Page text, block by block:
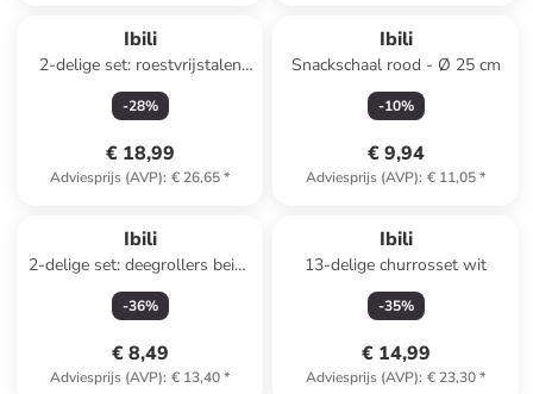
Ibili
2-delige set: roestvrijstalen
braadslede met deksel - Ø 14
cm
-28%
€ 18,99
Adviesprijs (AVP): € 26,65*
Ibili
Snackschaal rood - Ø 25 cm
-10%
€ 9,94
Adviesprijs (AVP): € 11,05*
Ibili
2-delige set: deegrollers beige
- (L)35 cm
-36%
€ 8,49
Adviesprijs (AVP): € 13,40*
Ibili
13-delige churrosset wit
-35%
€ 14,99
Adviesprijs (AVP): € 23,30*